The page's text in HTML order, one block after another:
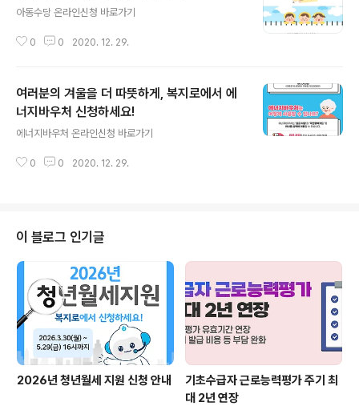
아동수당 온라인신청 바로가기
0 0 2020. 12. 29.
여러분의 겨울을 더 따뜻하게, 복지로에서 에
너지바우처 신청하세요!
에너지바우처 온라인신청 바로가기
0 0 2020. 12. 29.
이 블로그 인기글
2026년 청년월세 지원 신청 안내
기초수급자 근로능력평가 주기 최
대 2년 연장